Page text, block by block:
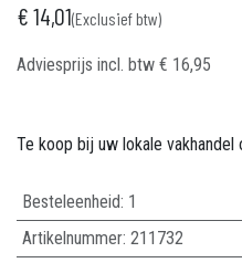
€14,01(Exclusief btw)
Adviesprijs incl. btw € 16,95
Te koop bij uw lokale vakhandel
Besteleenheid: 1
Artikelnummer: 211732